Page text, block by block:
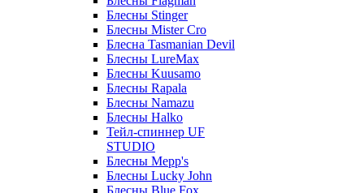
Блесны Stinger
Блесны Mister Cro
Блесна Tasmanian Devil
Блесны LureMax
Блесны Kuusamo
Блесны Rapala
Блесны Namazu
Блесны Halko
Тейл-спиннер UF
STUDIO
Блесны Mepp's
Блесны Lucky John
Блесны Blue Fox